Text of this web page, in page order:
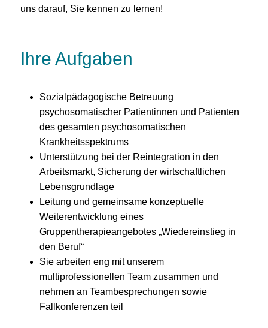
uns darauf, Sie kennen zu lernen!
Ihre Aufgaben
Sozialpädagogische Betreuung
psychosomatischer Patientinnen und Patienten
des gesamten psychosomatischen
Krankheitsspektrums
Unterstützung bei der Reintegration in den
Arbeitsmarkt, Sicherung der wirtschaftlichen
Lebensgrundlage
Leitung und gemeinsame konzeptuelle
Weiterentwicklung eines
Gruppentherapieangebotes „Wiedereinstieg in
den Beruf“
Sie arbeiten eng mit unserem
multiprofessionellen Team zusammen und
nehmen an Teambesprechungen sowie
Fallkonferenzen teil